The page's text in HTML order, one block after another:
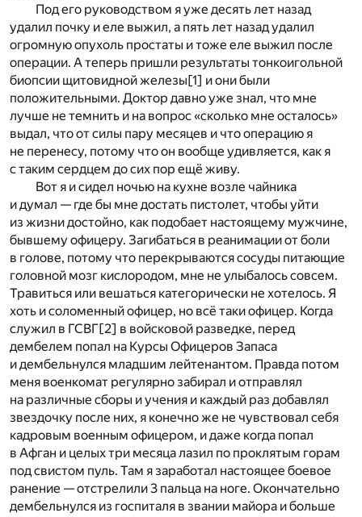
Под его руководством я уже десять лет назад
удалил почку и еле выжил, а пять лет назад удалил
огромную опухоль простаты и тоже еле выжил после
операции. А теперь пришли результаты тонкоигольной
биопсии щитовидной железы[1] и они были
положительными. Доктор давно уже знал, что мне
лучше не темнить и на вопрос «сколько мне осталось»
выдал, что от силы пару месяцев и что операцию я
не перенесу, потому что он вообще удивляется, как я
с таким сердцем до сих пор ещё живу.
Вот я и сидел ночью на кухне возле чайника
и думал — где бы мне достать пистолет, чтобы уйти
из жизни достойно, как подобает настоящему мужчине,
бывшему офицеру. Загибаться в реанимации от боли
в голове, потому что перекрываются сосуды питающие
головной мозг кислородом, мне не улыбалось совсем.
Травиться или вешаться категорически не хотелось. Я
хоть и соломенный офицер, но всё таки офицер. Когда
служил в ГСВГ[2] в войсковой разведке, перед
дембелем попал на Курсы Офицеров Запаса
и дембельнулся младшим лейтенантом. Правда потом
меня военкомат регулярно забирал и отправлял
на различные сборы и учения и каждый раз добавлял
звездочку после них, я конечно же не чувствовал себя
кадровым военным офицером, и даже когда попал
в Афган и целых три месяца лазил по проклятым горам
под свистом пуль. Там я заработал настоящее боевое
ранение — отстрелили 3 пальца на ноге. Окончательно
дембельнулся из госпиталя в звании майора и больше